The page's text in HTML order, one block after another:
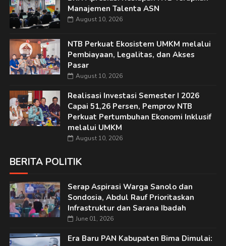
Manajemen Talenta ASN
August 10, 2026
NTB Perkuat Ekosistem UMKM melalui
Pembiayaan, Legalitas, dan Akses
Pasar
August 10, 2026
Realisasi Investasi Semester I 2026
Capai 51,26 Persen, Pemprov NTB
Perkuat Pertumbuhan Ekonomi Inklusif
melalui UMKM
August 10, 2026
BERITA POLITIK
Serap Aspirasi Warga Sanolo dan
Sondosia, Abdul Rauf Prioritaskan
Infrastruktur dan Sarana Ibadah
June 01, 2026
Era Baru PAN Kabupaten Bima Dimulai: